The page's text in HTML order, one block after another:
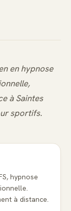
en hypnose
à Saintes
sportifs.
hypnose
à distance.